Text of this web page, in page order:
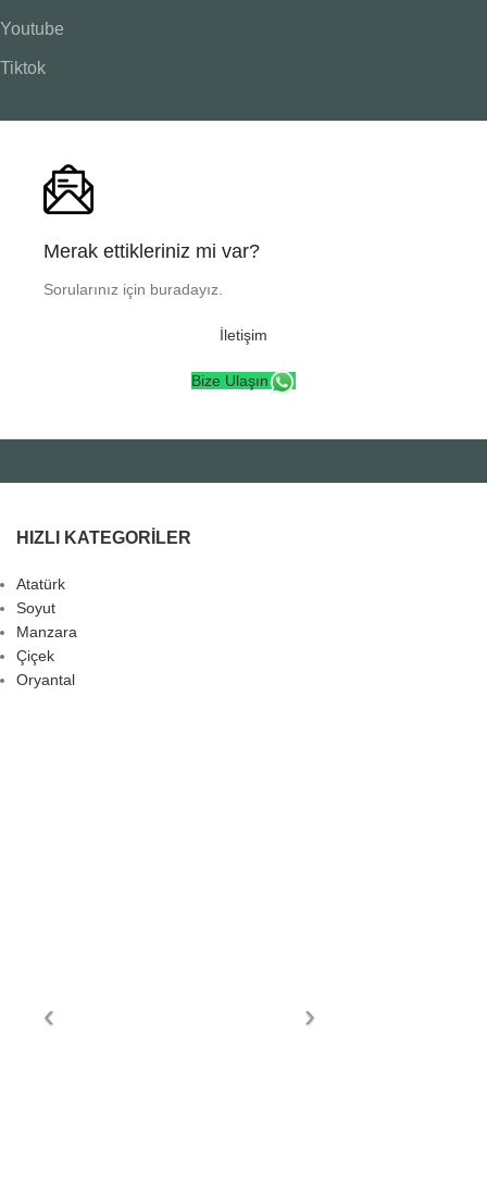
Youtube
Tiktok
Merak ettikleriniz mi var?
Sorularınız için buradayız.
İletişim
Bize Ulaşın
HIZLI KATEGORILER
Atatürk
Soyut
Manzara
Çiçek
Oryantal